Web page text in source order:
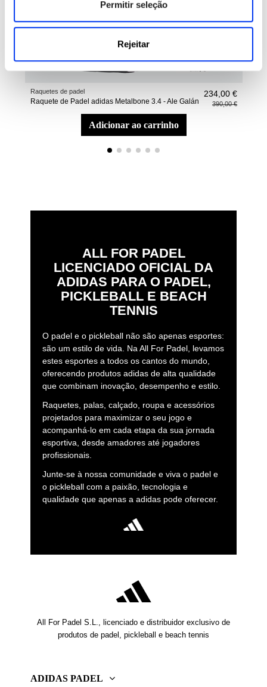
Permitir seleção
Rejeitar
Raquetes de padel
Raquete de Padel adidas Metalbone 3.4 - Ale Galán
234,00 €
390,00 €
adicionar ao carrinho
ALL FOR PADEL
LICENCIADO OFICIAL DA
ADIDAS PARA O PADEL,
PICKLEBALL E BEACH
TENNIS
O padel e o pickleball não são apenas esportes:
são um estilo de vida. Na All For Padel, levamos
estes esportes a todos os cantos do mundo,
oferecendo produtos adidas de alta qualidade
que combinam inovação, desempenho e estilo.
Raquetes, palas, calçado, roupa e acessórios
projetados para maximizar o seu jogo e
acompanhá-lo em cada etapa da sua jornada
esportiva, desde amadores até jogadores
profissionais.
Junte-se à nossa comunidade e viva o padel e
o pickleball com a paixão, tecnologia e
qualidade que apenas a adidas pode oferecer.
All For Padel S.L., licenciado e distribuidor exclusivo de
produtos de padel, pickleball e beach tennis
ADIDAS PADEL